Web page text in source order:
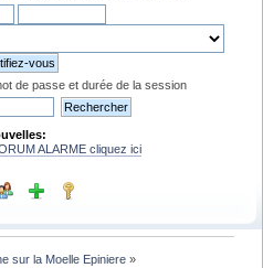
de passe et durée de la session
ALARME cliquez ici
sur la Moelle Epiniere »